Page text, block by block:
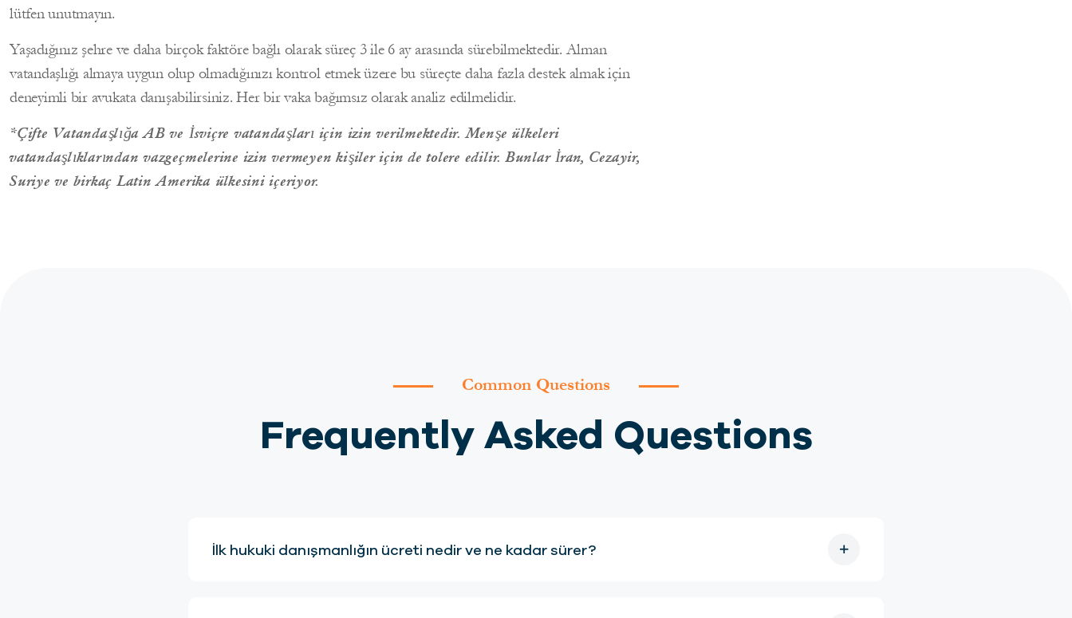
lütfen unutmayın.
Yaşadığınız şehre ve daha birçok faktöre bağlı olarak süreç 3 ile 6 ay arasında sürebilmektedir. Alman
vatandaşlığı almaya uygun olup olmadığınızı kontrol etmek üzere bu süreçte daha fazla destek almak için
deneyimli bir avukata danışabilirsiniz. Her bir vaka bağımsız olarak analiz edilmelidir.
*Çifte Vatandaşlığa AB ve İsviçre vatandaşları için izin verilmektedir. Menşe ülkeleri
vatandaşlıklarından vazgeçmelerine izin vermeyen kişiler için de tolere edilir. Bunlar İran, Cezayir,
Suriye ve birkaç Latin Amerika ülkesini içeriyor.
Common Questions
Frequently Asked Questions
İlk hukuki danışmanlığın ücreti nedir ve ne kadar sürer?